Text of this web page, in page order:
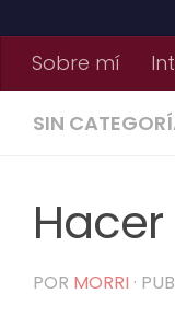
Sobre mí
SIN
POR MORRI ·